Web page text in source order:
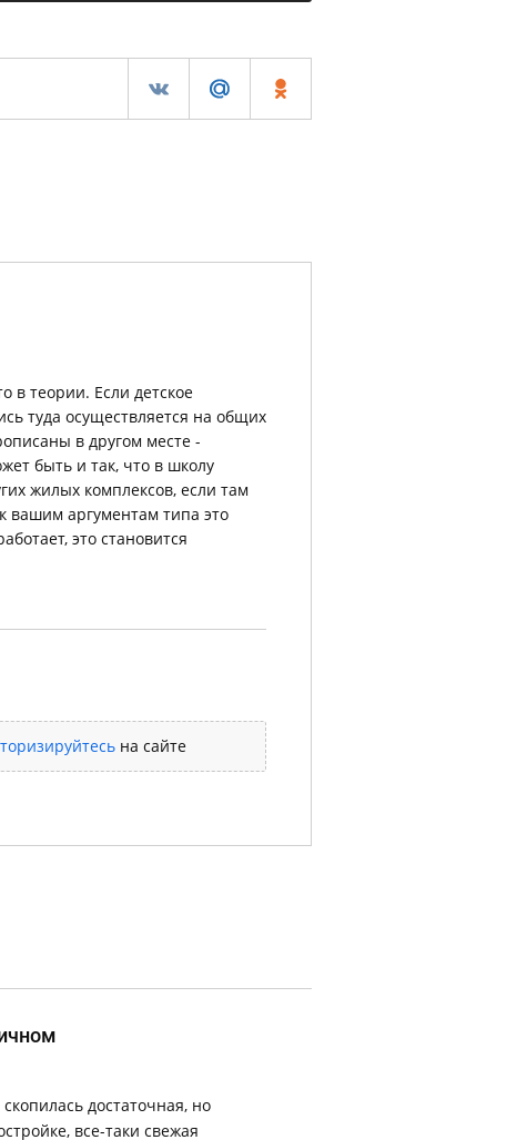
в теории. Если детское
туда осуществляется на общих
в другом месте -
быть и так, что в школу
жилых комплексов, если там
вашим аргументам типа это
это становится
на сайте
достаточная, но
все-таки свежая